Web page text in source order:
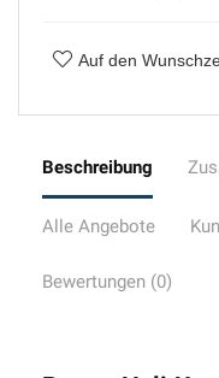
Auf den
Beschreibung
Alle Angebote
Bewertungen (0)